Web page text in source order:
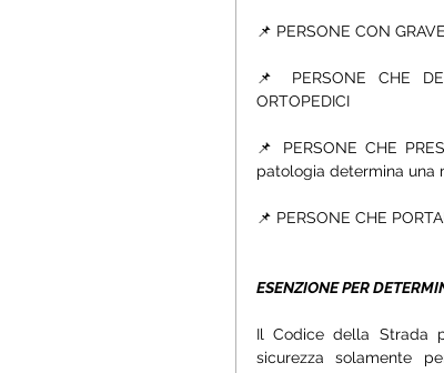
📌 PERSONE CON
📌 PERSONE CHE
ORTOPEDICI
📌 PERSONE CHE
patologia determina una
📌 PERSONE CHE
ESENZIONE PER
Il Codice della Strada
sicurezza solamente